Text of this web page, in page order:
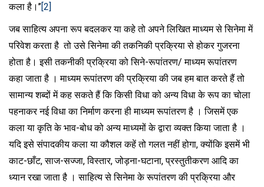
कला है।’’[2]
जब साहित्य अपना रूप बदलकर या कहे तो अपने लिखित माध्यम से सिनेमा में
परिवेश करता है तो उसे सिनेमा की तकनिकी प्रक्रिया से होकर गुजरना
होता है। इसी तकनीकी प्रक्रिया को सिने-रूपांतरण/ माध्यम रूपांतरण
कहा जाता है । माध्यम रूपांतरण की प्रक्रिया की जब हम बात करते हैं तो
सामान्य शब्दों में कह सकते हैं कि किसी विधा को अन्य विधा के रूप का चोला
पहनाकर नई विधा का निर्माण करना ही माध्यम रूपांतरण है । जिसमें एक
कला या कृति के भाव-बोध को अन्य माध्यमों के द्वारा व्यक्त किया जाता है ।
यदि इसे संपादकीय कला या कौशल कहें तो गलत नहीं होगा, क्योंकि इसमें भी
काट-छाँट, साज-सज्जा, विस्तार, जोड़ना-घटाना, प्रस्तुतीकरण आदि का
ध्यान रखा जाता है । साहित्य से सिनेमा के रूपांतरण की प्रक्रिया और